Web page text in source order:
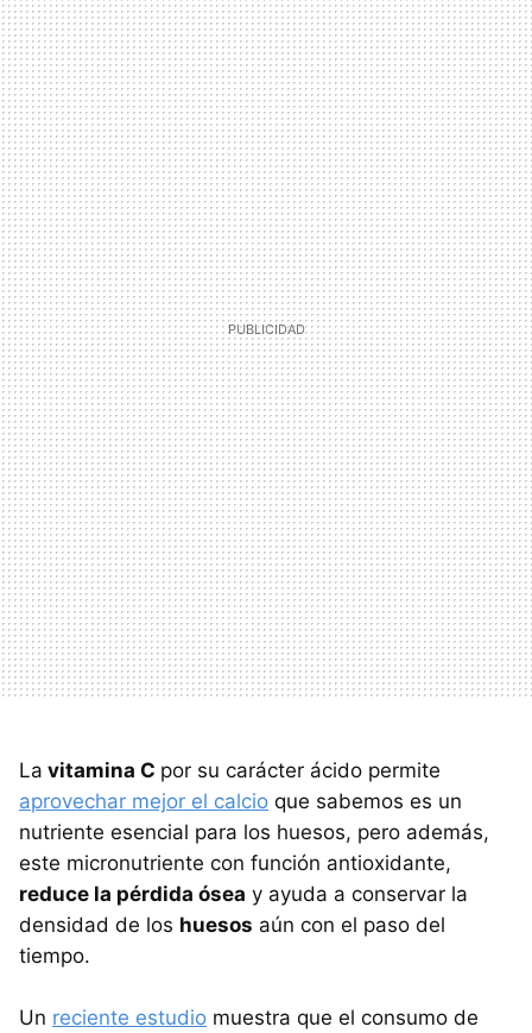
La vitamina C por su carácter ácido permite
aprovechar mejor el calcio que sabemos es un
nutriente esencial para los huesos, pero además,
este micronutriente con función antioxidante,
reduce la pérdida ósea y ayuda a conservar la
densidad de los huesos aún con el paso del
tiempo.
Un reciente estudio muestra que el consumo de